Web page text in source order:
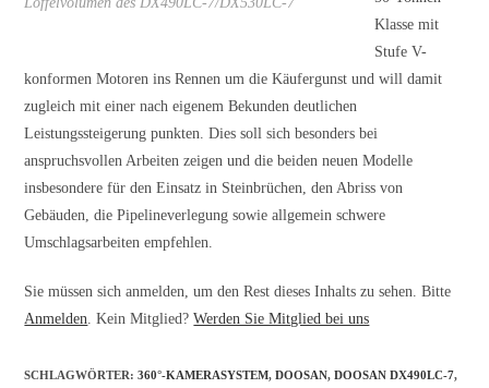
Klasse mit
Stufe V-
konformen Motoren ins Rennen um die Käufergunst und will damit
zugleich mit einer nach eigenem Bekunden deutlichen
Leistungssteigerung punkten. Dies soll sich besonders bei
anspruchsvollen Arbeiten zeigen und die beiden neuen Modelle
insbesondere für den Einsatz in Steinbrüchen, den Abriss von
Gebäuden, die Pipelineverlegung sowie allgemein schwere
Umschlagsarbeiten empfehlen.
Sie müssen sich anmelden, um den Rest dieses Inhalts zu sehen. Bitte
Anmelden. Kein Mitglied?Werden Sie Mitglied bei uns
SCHLAGWÖRTER:360°-KAMERASYSTEM, DOOSAN, DOOSAN DX490LC-7,